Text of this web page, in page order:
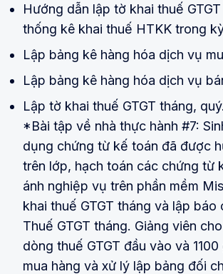
Hướng dẫn lập tờ khai thuế
thống kê khai thuế HTKK trong
Lập bảng kê hàng hóa dịch vụ
Lập bảng kê hàng hóa dịch vụ
Lập tờ khai thuế GTGT tháng,
*Bài tập về nhà thực hành #7:
dụng chứng từ kế toán đã được
trên lớp, hạch toán các chứng từ
ánh nghiệp vụ trên phần mềm
khai thuế GTGT tháng và lập báo
Thuế GTGT tháng. Giảng viên
dòng thuế GTGT đầu vào và
mua hàng và xử lý lập bảng đối